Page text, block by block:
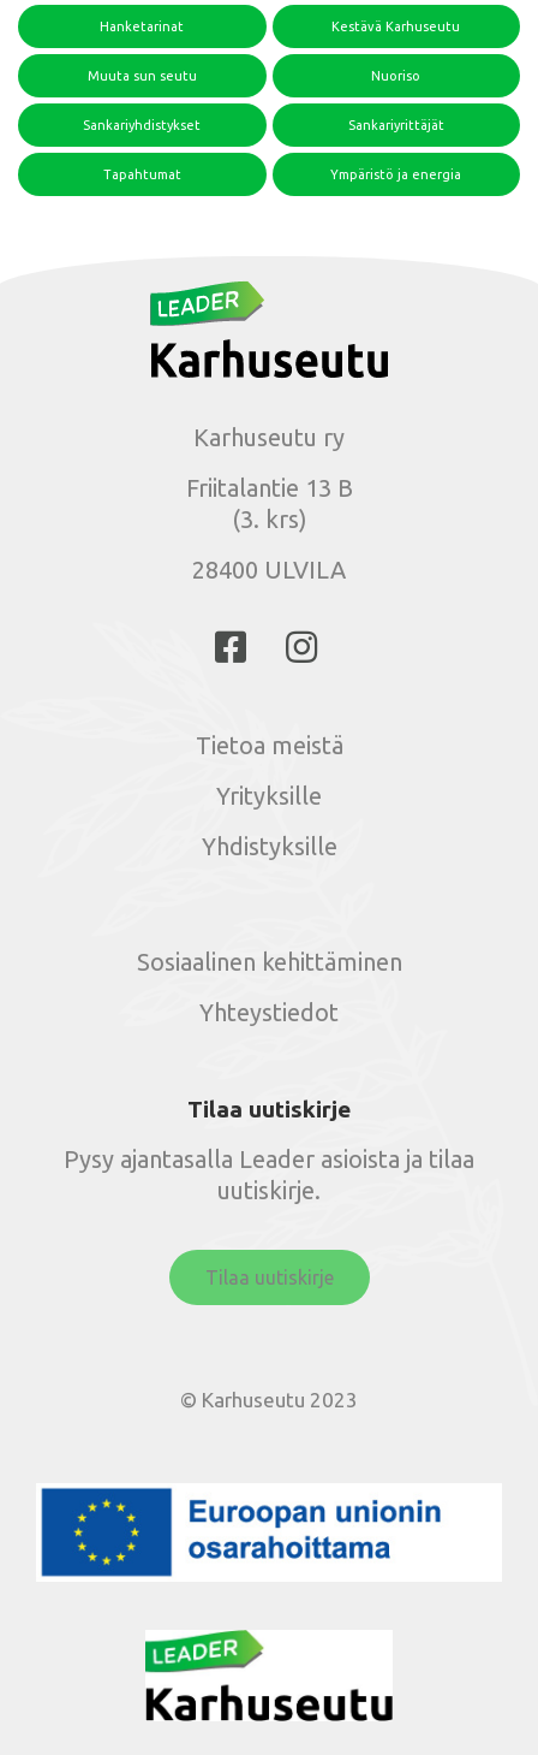
Hanketarinat Kestävä Karhuseutu
Muuta sun seutu Nuoriso
Sankariyhdistykset Sankariyrittäjät
Tapahtumat Ympäristö ja energia
Karhuseutu ry
Friitalantie 13 B
(3. krs)
28400 ULVILA
Tietoa meistä
Yrityksille
Yhdistyksille
Sosiaalinen kehittäminen
Yhteystiedot
Tilaa uutiskirje
Pysy ajantasalla Leader asioista ja tilaa
uutiskirje.
Tilaa uutiskirje
© Karhuseutu 2023